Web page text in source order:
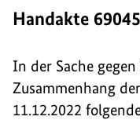
Handakte 69045
In der Sache
Zusammenhang
11.12.2022